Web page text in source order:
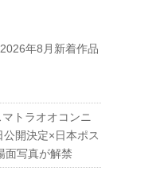
年8月新着作品
マトラオオコンニ
公開決定×日本ポス
面写真が解禁